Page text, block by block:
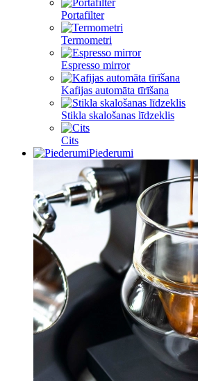
Portafilter
Termometri
Espresso mirror
Kafijas automāta tīrīšana
Stikla skalošanas līdzeklis
Cits
Piederumi